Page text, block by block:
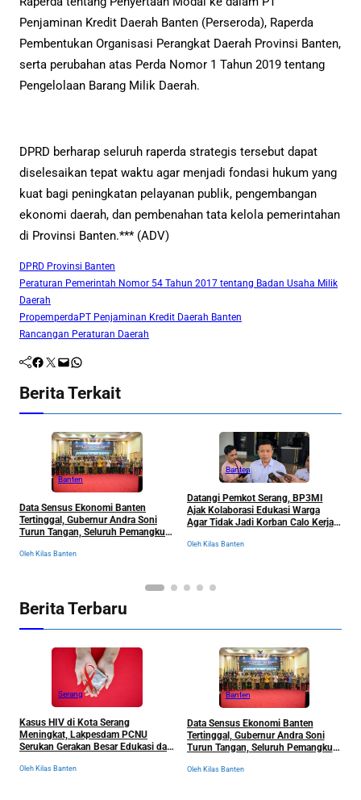
Penjaminan Kredit Daerah Banten (Perseroda), Raperda
Pembentukan Organisasi Perangkat Daerah Provinsi Banten,
serta perubahan atas Perda Nomor 1 Tahun 2019 tentang
Pengelolaan Barang Milik Daerah.
DPRD berharap seluruh raperda strategis tersebut dapat
diselesaikan tepat waktu agar menjadi fondasi hukum yang
kuat bagi peningkatan pelayanan publik, pengembangan
ekonomi daerah, dan pembenahan tata kelola pemerintahan
di Provinsi Banten.*** (ADV)
DPRD Provinsi Banten
Peraturan Pemerintah Nomor 54 Tahun 2017 tentang Badan Usaha Milik
Daerah
Propemperda PT Penjaminan Kredit Daerah Banten
Rancangan Peraturan Daerah
Facebook Twitter Mail WhatsApp
Berita Terkait
Banten
Data Sensus Ekonomi Banten
Tertinggal, Gubernur Andra Soni
Turun Tangan, Seluruh Pemangku
Dikumpulkan
Oleh Kilas Banten
Banten
Datangi Pemkot Serang, BP3MI
Ajak Kolaborasi Edukasi Warga
Agar Tidak Jadi Korban Calo Kerja
Oleh Kilas Banten
Berita Terbaru
Serang
Kasus HIV di Kota Serang
Meningkat, Lakpesdam PCNU
Serukan Gerakan Besar Edukasi dan
Oleh Kilas Banten
Banten
Data Sensus Ekonomi Banten
Tertinggal, Gubernur Andra Soni
Turun Tangan, Seluruh Pemangku
Dikumpulkan
Oleh Kilas Banten